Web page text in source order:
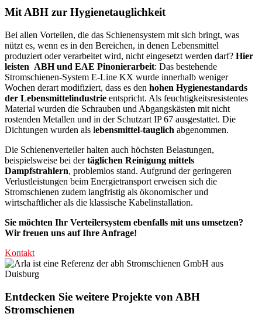
Mit ABH zur Hygienetauglichkeit
Bei allen Vorteilen, die das Schienensystem mit sich bringt, was
nützt es, wenn es in den Bereichen, in denen Lebensmittel
produziert oder verarbeitet wird, nicht eingesetzt werden darf? Hier
leisten ABH und EAE Pinonierarbeit: Das bestehende
Stromschienen-System E-Line KX wurde innerhalb weniger
Wochen derart modifiziert, dass es den hohen Hygienestandards
der Lebensmittelindustrie entspricht. Als feuchtigkeitsresistentes
Material wurden die Schrauben und Abgangskästen mit nicht
rostenden Metallen und in der Schutzart IP 67 ausgestattet. Die
Dichtungen wurden als lebensmittel-tauglich abgenommen.
Die Schienenverteiler halten auch höchsten Belastungen,
beispielsweise bei dertäglichen Reinigung mittels
Dampfstrahlern, problemlos stand. Aufgrund der geringeren
Verlustleistungen beim Energietransport erweisen sich die
Stromschienen zudem langfristig als ökonomischer und
wirtschaftlicher als die klassische Kabelinstallation.
Sie möchten Ihr Verteilersystem ebenfalls mit uns umsetzen?
Wir freuen uns auf Ihre Anfrage!
Kontakt
Entdecken Sie weitere Projekte von ABH
Stromschienen